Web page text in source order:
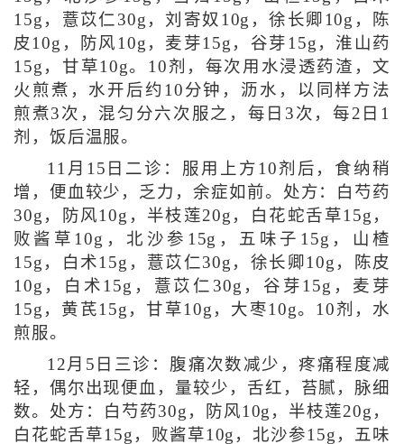
15g，薏苡仁30g，刘寄奴10g，徐长卿10g，陈
皮10g，防风10g，麦芽15g，谷芽15g，淮山药
15g，甘草10g。10剂，每次用水浸透药渣，文
火煎煮，水开后约10分钟，沥水，以同样方法
煎煮3次，混匀分六次服之，每日3次，每2日1
剂，饭后温服。
11月15日二诊：服用上方10剂后，食纳稍
增，便血较少，乏力，余症如前。处方：白芍药
30g，防风10g，半枝莲20g，白花蛇舌草15g，
败酱草10g，北沙参15g，五味子15g，山楂
15g，白术15g，薏苡仁30g，徐长卿10g，陈皮
10g，白术15g，薏苡仁30g，谷芽15g，麦芽
15g，黄芪15g，甘草10g，大枣10g。10剂，水
煎服。
12月5日三诊：腹痛次数减少，疼痛程度减
轻，偶尔出现便血，量较少，舌红，苔腻，脉细
数。处方：白芍药30g，防风10g，半枝莲20g，
白花蛇舌草15g，败酱草10g，北沙参15g，五味